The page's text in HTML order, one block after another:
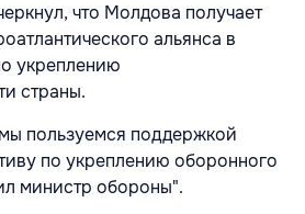
что Молдова получает
альянса в
укреплению
страны.
пользуемся поддержкой
по укреплению оборонного
министр обороны".